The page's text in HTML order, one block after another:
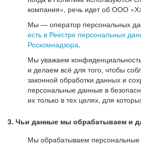
компания», речь идет об ООО
Мы — оператор персональных
есть в Реестре персональных
Роскомнадзора.
Мы уважаем
и делаем всё для того, чтобы
законной обработки данных и
персональные данные в
их только в тех целях, для
3. Чьи данные мы обрабатываем и
Мы обрабатываем